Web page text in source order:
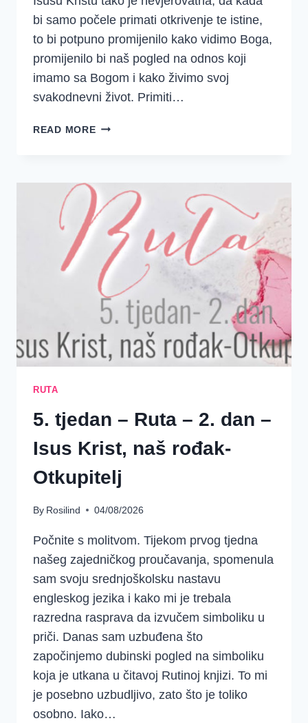
bi samo počele primati otkrivenje te istine,
to bi potpuno promijenilo kako vidimo Boga,
promijenilo bi naš pogled na odnos koji
imamo sa Bogom i kako živimo svoj
svakodnevni život. Primiti…
READ MORERAZUMIJEVANJE
U
KRISTU
RUTA
5. tjedan – Ruta – 2. dan –
Isus Krist, naš rođak-
Otkupitelj
By Rosilind 04/08/2026
Počnite s molitvom. Tijekom prvog tjedna
našeg zajedničkog proučavanja, spomenula
sam svoju srednjoškolsku nastavu
engleskog jezika i kako mi je trebala
razredna rasprava da izvučem simboliku u
priči. Danas sam uzbuđena što
započinjemo dubinski pogled na simboliku
koja je utkana u čitavoj Rutinoj knjizi. To mi
je posebno uzbudljivo, zato što je toliko
osobno. Iako…